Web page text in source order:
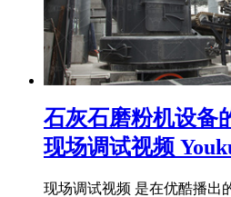
石灰石磨粉机设备
现场调试视频
现场调试视频 是在优酷播出